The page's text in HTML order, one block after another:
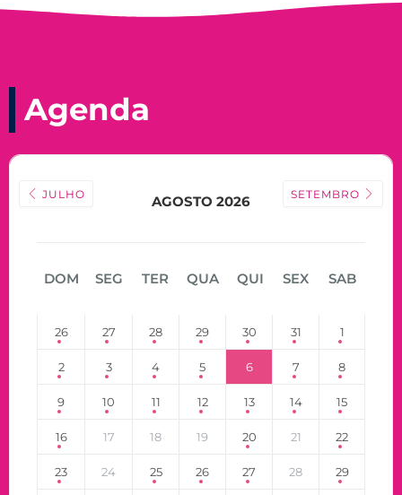
Agenda
JULHO AGOSTO 2026 SETEMBRO
DOM SEG TER QUA QUI SEX SAB
26 27 28 29 30 31 1
2 3 4 5 6 7 8
9 10 11 12 13 14 15
16 17 18 19 20 21 22
23 24 25 26 27 28 29